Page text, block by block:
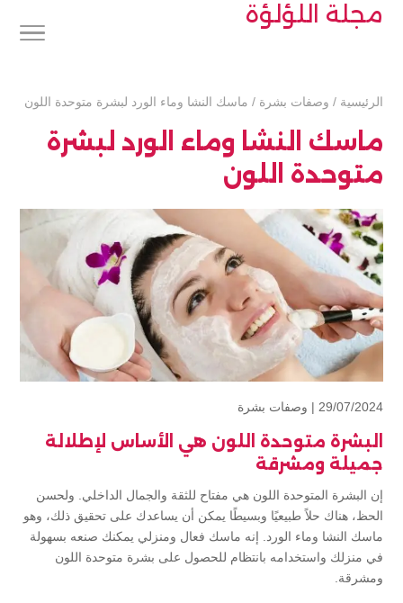
مجلة اللؤلؤة
الرئيسية / وصفات بشرة / ماسك النشا وماء الورد لبشرة متوحدة اللون
ماسك النشا وماء الورد لبشرة
متوحدة اللون
29/07/2024 | وصفات بشرة
البشرة متوحدة اللون هي الأساس لإطلالة
جميلة ومشرقة
إن البشرة المتوحدة اللون هي مفتاح للثقة والجمال الداخلي. ولحسن
الحظ، هناك حلاً طبيعيًا وبسيطًا يمكن أن يساعدك على تحقيق ذلك، وهو
ماسك النشا وماء الورد. إنه ماسك فعال ومنزلي يمكنك صنعه بسهولة
في منزلك واستخدامه بانتظام للحصول على بشرة متوحدة اللون
ومشرقة.